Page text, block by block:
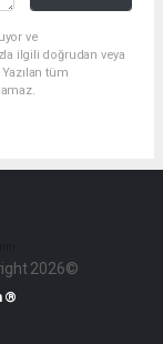
ve
ilgili doğrudan veya
tüm
2026©
®